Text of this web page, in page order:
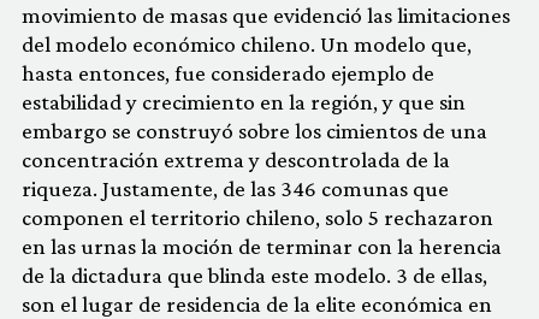
movimiento de masas que evidenció las limitaciones
del modelo económico chileno. Un modelo que,
hasta entonces, fue considerado ejemplo de
estabilidad y crecimiento en la región, y que sin
embargo se construyó sobre los cimientos de una
concentración extrema y descontrolada de la
riqueza. Justamente, de las 346 comunas que
componen el territorio chileno, solo 5 rechazaron
en las urnas la moción de terminar con la herencia
de la dictadura que blinda este modelo. 3 de ellas,
son el lugar de residencia de la elite económica en